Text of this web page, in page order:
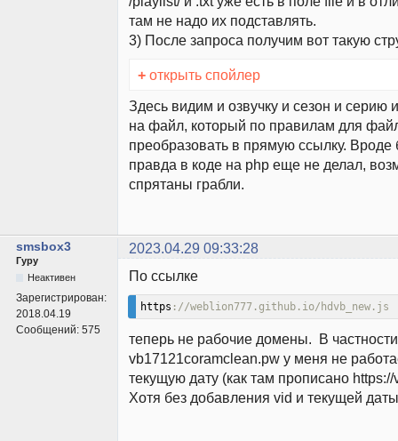
там не надо их подставлять.
3) После запроса получим вот такую
+ открыть спойлер
Здесь видим и озвучку и сезон и серию
на файл, который по правилам для
преобразовать в прямую ссылку.
правда в коде на php еще не делал,
спрятаны грабли.
smsbox3 2023.04.29 09:33:28
Гуру
Неактивен
Зарегистрирован:
2018.04.19
Сообщений: 575
По ссылке
https ://weblion777.github.io/hdvb_new.js
теперь не рабочие домены. В частности
vb17121coramclean.pw у меня не
текущую дату (как там прописано
Хотя без добавления vid и текущей